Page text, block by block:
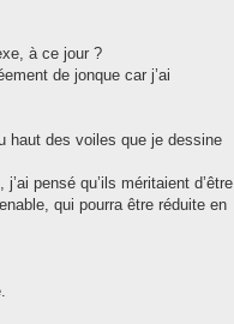
à ce jour ?
de jonque car j’ai
haut des voiles que je dessine
pensé qu’ils méritaient d’être
qui pourra être réduite en